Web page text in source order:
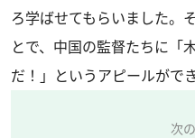
ろ学ばせてもらいました。
とで、中国の監督たちに「
だ！」というアピールがで
次